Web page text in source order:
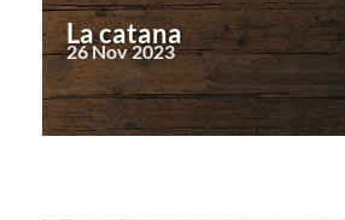
La catana
26 Nov 2023